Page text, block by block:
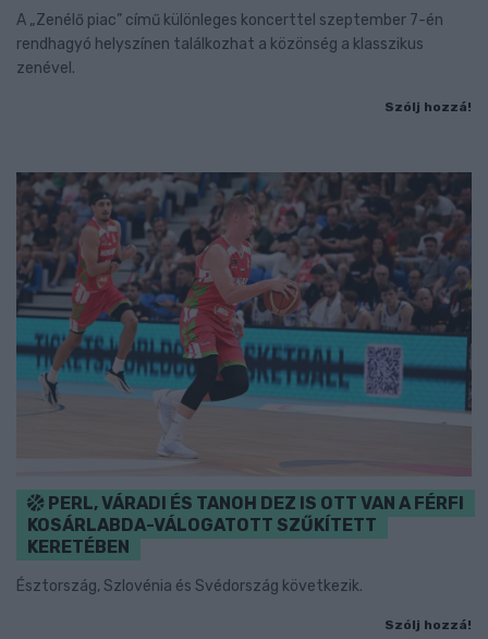
A „Zenélő piac” című különleges koncerttel szeptember 7-én
rendhagyó helyszínen találkozhat a közönség a klasszikus
zenével.
Szólj hozzá!
PERL, VÁRADI ÉS TANOH DEZ IS OTT VAN A FÉRFI
KOSÁRLABDA-VÁLOGATOTT SZŰKÍTETT
KERETÉBEN
Észtország, Szlovénia és Svédország következik.
Szólj hozzá!